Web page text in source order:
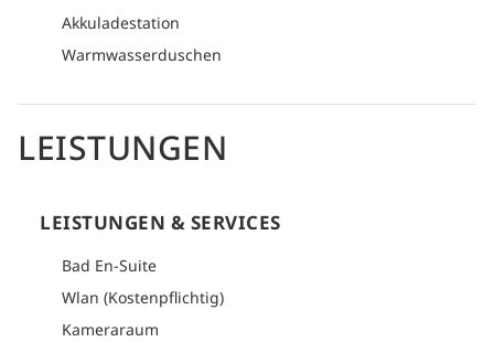
Akkuladestation
Warmwasserduschen
LEISTUNGEN
LEISTUNGEN & SERVICES
Bad En-Suite
Wlan (Kostenpflichtig)
Kameraraum